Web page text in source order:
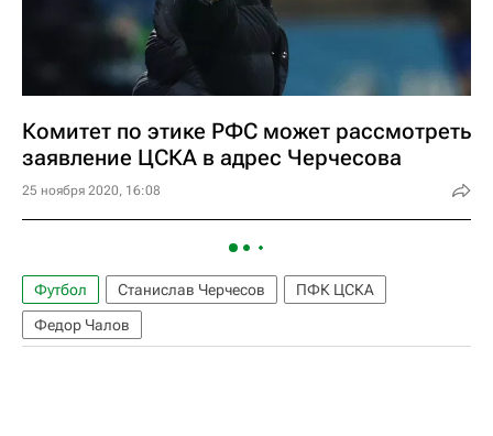
Комитет по этике РФС может рассмотреть
заявление ЦСКА в адрес Черчесова
25 ноября 2020, 16:08
Футбол Станислав Черчесов
ПФК ЦСКА
Федор Чалов